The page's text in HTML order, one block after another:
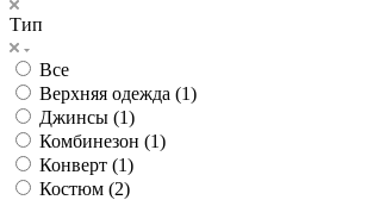
Тип
Все
Верхняя одежда (1)
Джинсы (1)
Комбинезон (1)
Конверт (1)
Костюм (2)